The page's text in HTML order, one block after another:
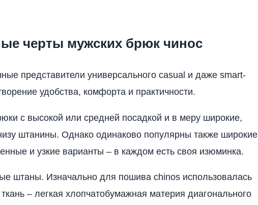
черты мужских брюк чинос
представители универсального casual и даже smart-
удобства, комфорта и практичности.
с высокой или средней посадкой и в меру широкие,
штанины. Однако одинаково популярны также широкие
и узкие варианты – в каждом есть своя изюминка.
штаны. Изначально для пошива chinos использовалась
– легкая хлопчатобумажная материя диагонального